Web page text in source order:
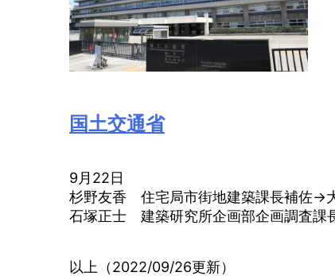
国土交通省
9月22日
杉野友香 住宅局市街地建築課長補佐→
石塚正士 建築研究所企画部企画調査課
以上（2022/09/26更新）